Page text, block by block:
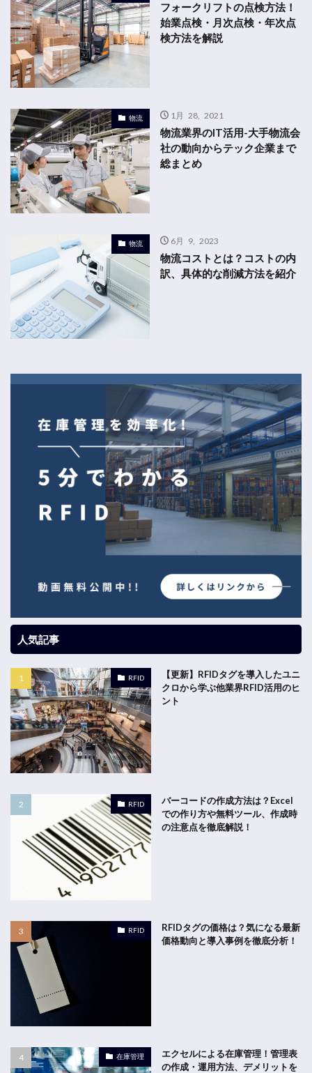
フォークリフトの点検方法！
始業点検・月次点検・年次点
検方法を解説
物流 1月 28, 2021
物流業界のIT活用-大手物流会
社の動向からテック企業まで
総まとめ
物流 6月 9, 2023
物流コストとは？コストの内
訳、具体的な削減方法を紹介
人気記事
RFID
【更新】RFIDタグを導入したユニ
クロから学ぶ他業界RFID活用のヒ
ント
RFID
バーコードの作成方法は？Excel
での作り方や無料ツール、作成時
の注意点を徹底解説！
RFID
RFIDタグの価格は？気になる最新
価格動向と導入事例を徹底分析！
在庫管理
エクセルによる在庫管理！管理表
の作成・運用方法、デメリットを